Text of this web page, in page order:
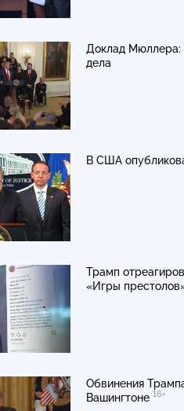
Доклад Мюллера:
дела
В США
Трамп
«Игры
Обвинения
Вашингтоне 16+